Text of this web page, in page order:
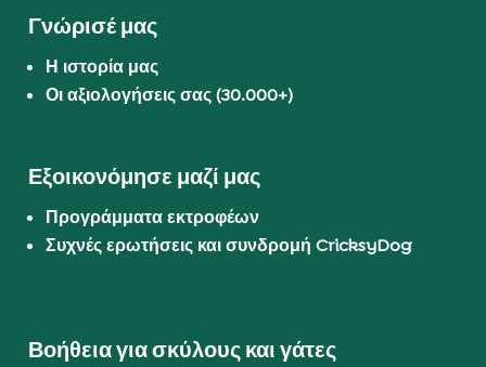
Γνώρισέ μας
Η ιστορία μας
Οι αξιολογήσεις σας (30.000+)
Εξοικονόμησε μαζί μας
Προγράμματα εκτροφέων
Συχνές ερωτήσεις και συνδρομή CricksyDog
Βοήθεια για σκύλους και γάτες